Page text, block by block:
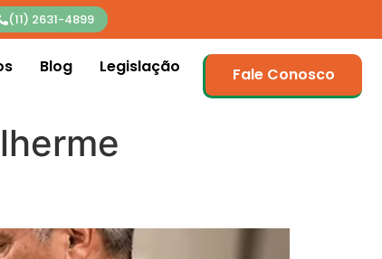
(11) 2631-4899
Blog Legislação Fale Conosco